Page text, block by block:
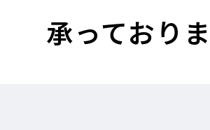
承っており